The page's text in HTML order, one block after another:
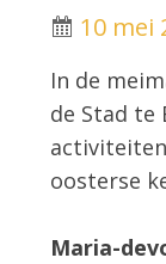
10 mei
In de
de Stad te
oosterse
Maria-